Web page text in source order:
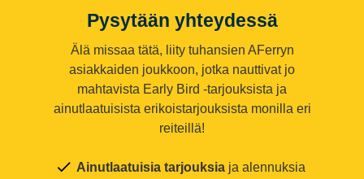
Pysytään yhteydessä
Älä missaa tätä, liity tuhansien AFerryn
asiakkaiden joukkoon, jotka nauttivat jo
mahtavista Early Bird -tarjouksista ja
ainutlaatuisista erikoistarjouksista monilla eri
reiteillä!
Ainutlaatuisia tarjouksia ja alennuksia